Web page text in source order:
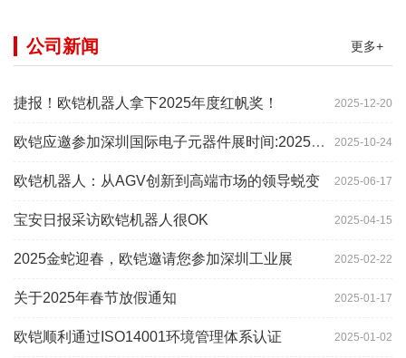
更多+
公司新闻
2025-12-20
捷报！欧铠机器人拿下2025年度红帆奖！
2025-10-24
欧铠应邀参加深圳国际电子元器件展时间:2025年10月28-
2025-06-17
欧铠机器人：从AGV创新到高端市场的领导蜕变
2025-04-15
宝安日报采访欧铠机器人很OK
2025-02-22
2025金蛇迎春，欧铠邀请您参加深圳工业展
2025-01-17
关于2025年春节放假通知
2025-01-02
欧铠顺利通过ISO14001环境管理体系认证